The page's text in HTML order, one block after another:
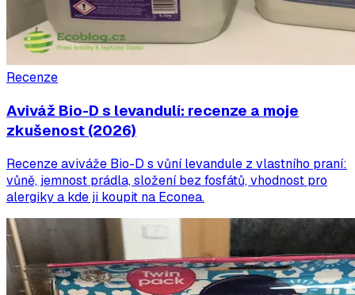
Recenze
Aviváž Bio-D s levandulí: recenze a moje
zkušenost (2026)
Recenze aviváže Bio-D s vůní levandule z vlastního praní:
vůně, jemnost prádla, složení bez fosfátů, vhodnost pro
alergiky a kde ji koupit na Econea.